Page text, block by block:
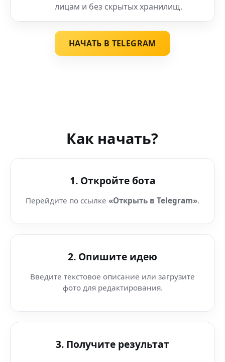
лицам и без скрытых хранилищ.
НАЧАТЬ В TELEGRAM
Как начать?
1. Откройте бота
Перейдите по ссылке «Открыть в Telegram».
2. Опишите идею
Введите текстовое описание или загрузите
фото для редактирования.
3. Получите результат